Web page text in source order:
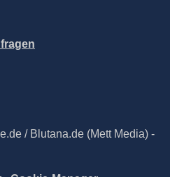
/ Blutana.de (Mett Media) -